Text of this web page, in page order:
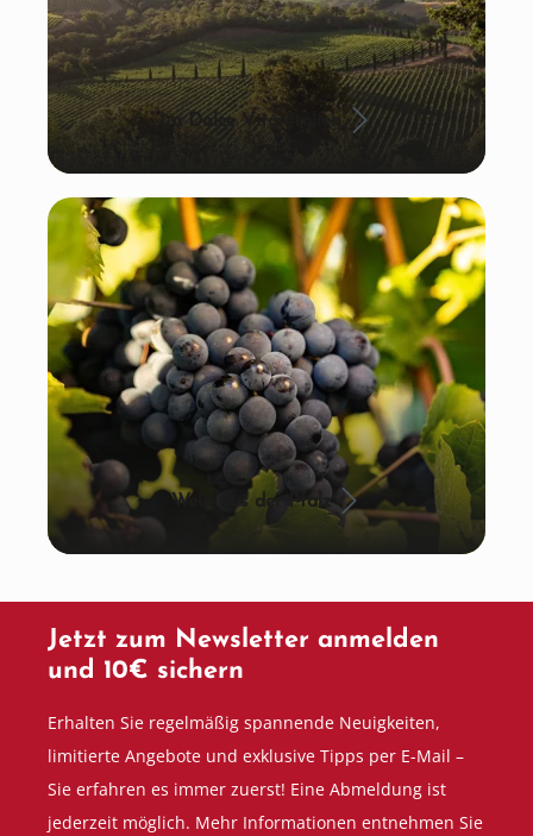
La Dolce Vita: Italien
Wein aus der Pfalz
Jetzt zum Newsletter anmelden
und 10€ sichern
Erhalten Sie regelmäßig spannende Neuigkeiten,
limitierte Angebote und exklusive Tipps per E-Mail –
Sie erfahren es immer zuerst! Eine Abmeldung ist
jederzeit möglich. Mehr Informationen entnehmen Sie